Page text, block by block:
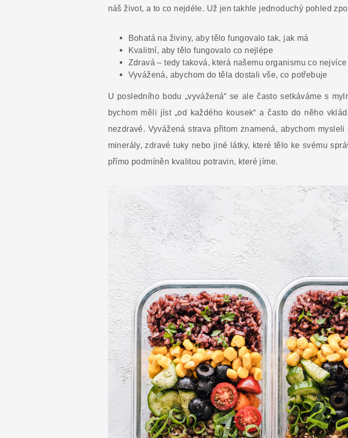
náš život, a to co nejdéle. Už jen takhle jednoduchý pohled
Bohatá na živiny, aby tělo fungovalo tak, jak má
Kvalitní, aby tělo fungovalo co nejlépe
Zdravá – tedy taková, která našemu organismu co
Vyvážená, abychom do těla dostali vše, co potřebuje
U posledního bodu „vyvážená“ se ale často setkáváme s
bychom měli jíst „od každého kousek“ a často do něho
nezdravé. Vyvážená strava přitom znamená, abychom
minerály, zdravé tuky nebo jiné látky, které tělo ke svému
přímo podmíněn kvalitou potravin, které jíme.